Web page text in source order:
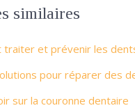
similaires
traiter et prévenir les
pour réparer des
sur la couronne dentaire